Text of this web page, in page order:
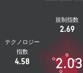
規制指数
2.69
テクノロジー
指数
4.58 2.03